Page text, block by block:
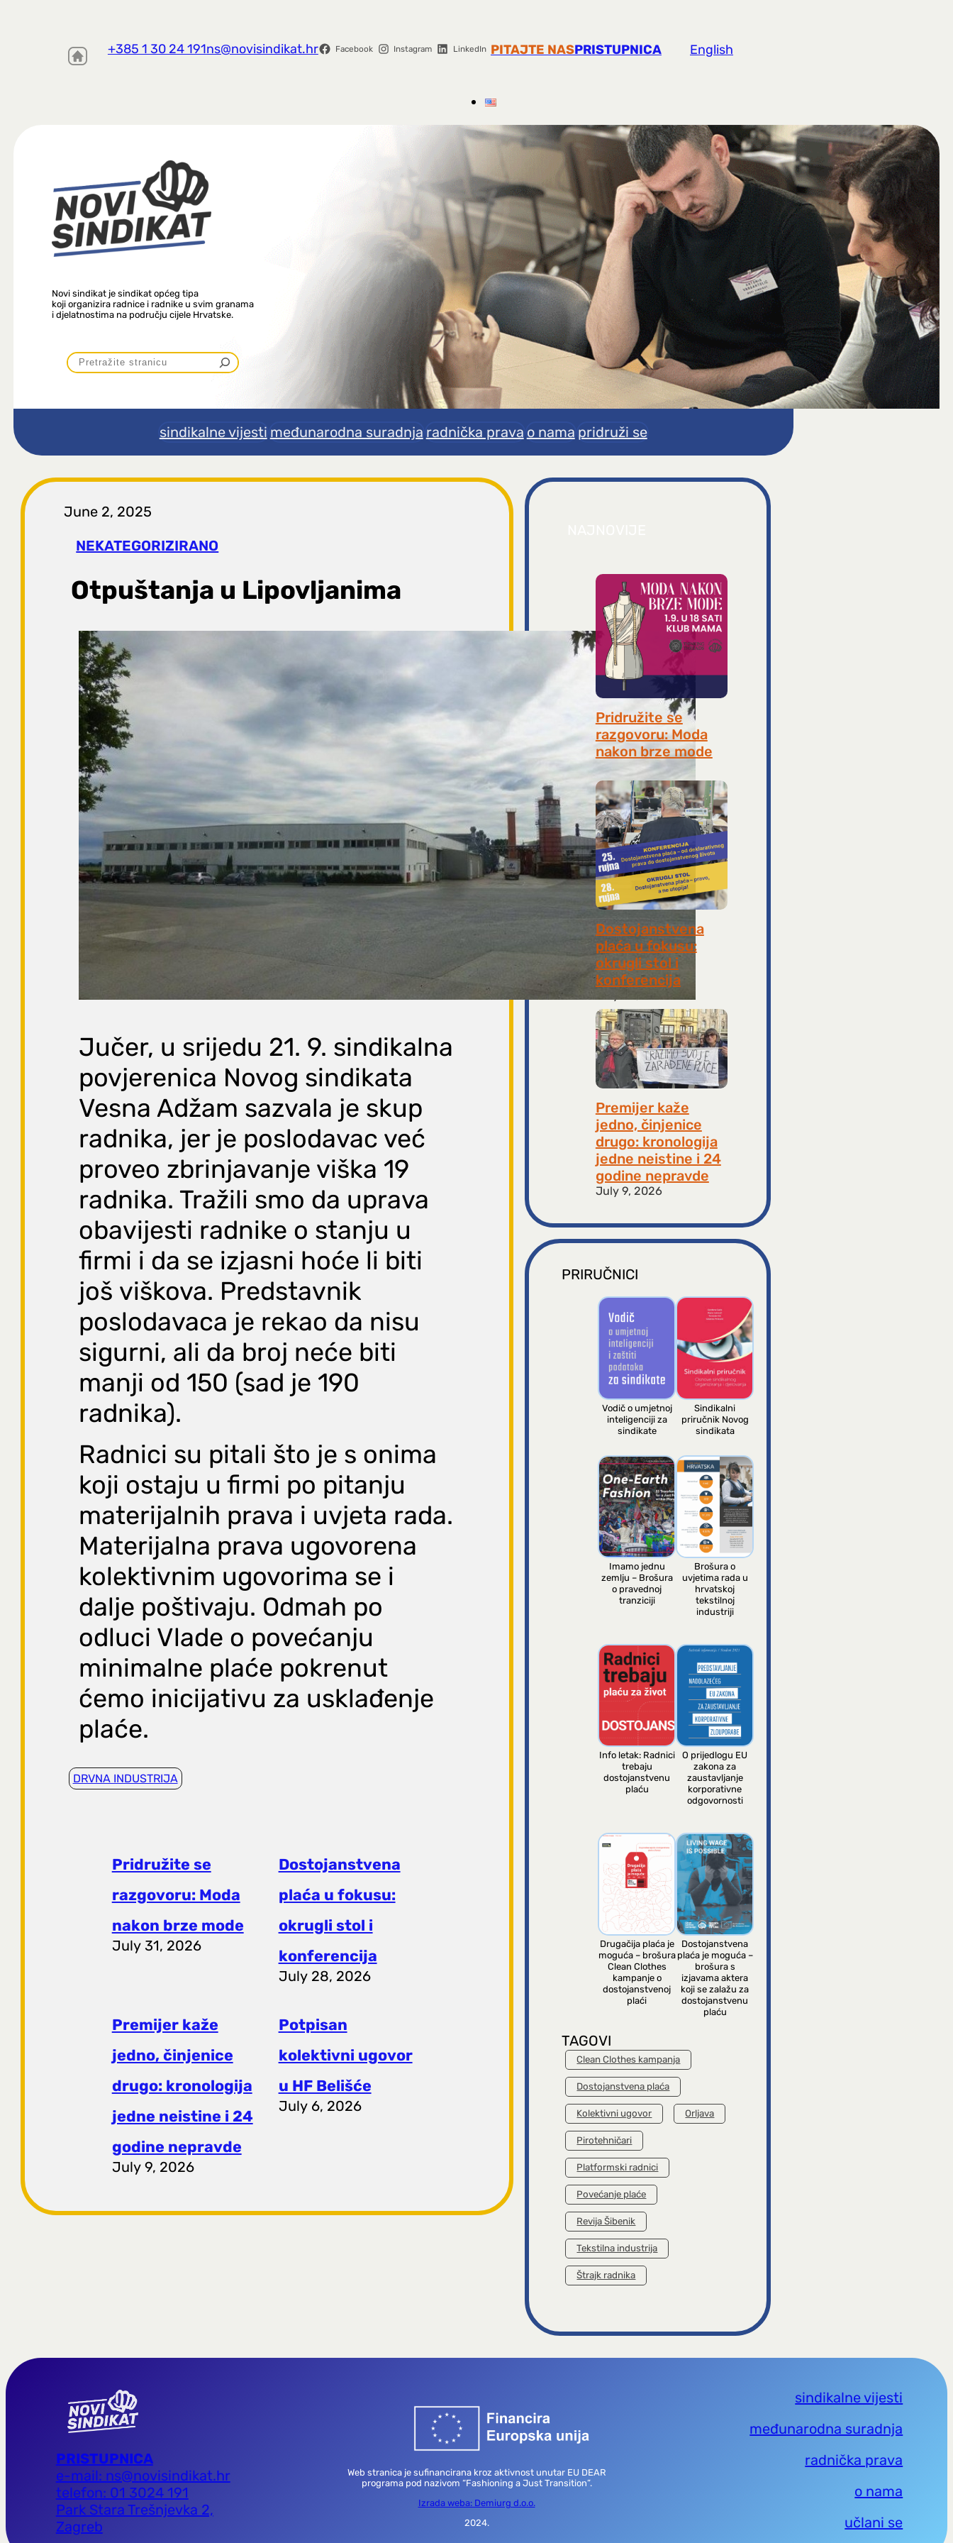
+385 1 30 24 191ns@novisindikat.hr Facebook Instagram LinkedIn PITAJTE NASPRISTUPNICA English
Novi sindikat je sindikat općeg tipa
koji organizira radnice i radnike u svim granama
i djelatnostima na području cijele Hrvatske.
P
r
t
r
a
g
sindikalne vijesti međunarodna suradnja radnička prava o nama pridruži se
June 2, 2025
NEKATEGORIZIRANO
Otpuštanja u Lipovljanima
Jučer, u srijedu 21. 9. sindikalna
povjerenica Novog sindikata
Vesna Adžam sazvala je skup
radnika, jer je poslodavac već
proveo zbrinjavanje viška 19
radnika. Tražili smo da uprava
obavijesti radnike o stanju u
firmi i da se izjasni hoće li biti
još viškova. Predstavnik
poslodavaca je rekao da nisu
sigurni, ali da broj neće biti
manji od 150 (sad je 190
radnika).
Radnici su pitali što je s onima
koji ostaju u firmi po pitanju
materijalnih prava i uvjeta rada.
Materijalna prava ugovorena
kolektivnim ugovorima se i
dalje poštivaju. Odmah po
odluci Vlade o povećanju
minimalne plaće pokrenut
ćemo inicijativu za usklađenje
plaće.
DRVNA INDUSTRIJA
Pridružite se
razgovoru: Moda
nakon brze mode
July 31, 2026
Dostojanstvena
plaća u fokusu:
okrugli stol i
konferencija
July 28, 2026
Premijer kaže
jedno, činjenice
drugo: kronologija
jedne neistine i 24
godine nepravde
July 9, 2026
Potpisan
kolektivni ugovor
u HF Belišće
July 6, 2026
Pridružite se
razgovoru: Moda
nakon brze mode
July 31, 2026
Dostojanstvena
plaća u fokusu:
okrugli stol i
konferencija
Premijer kaže
jedno, činjenice
drugo: kronologija
jedne neistine i 24
godine nepravde
July 9, 2026
PRIRUČNICI
Vodič o umjetnoj
inteligenciji za
sindikate
Sindikalni
priručnik Novog
sindikata
Imamo jednu
zemlju – Brošura
o pravednoj
tranziciji
Brošura o
uvjetima rada u
hrvatskoj
tekstilnoj
industriji
Info letak: Radnici
trebaju
dostojanstvenu
plaću
O prijedlogu EU
zakona za
zaustavljanje
korporativne
odgovornosti
Drugačija plaća je
moguća – brošura
Clean Clothes
kampanje o
dostojanstvenoj
plaći
Dostojanstvena
plaća je moguća –
brošura s
izjavama aktera
koji se zalažu za
dostojanstvenu
plaću
TAGOVI
Clean Clothes kampanja
Dostojanstvena plaća
Kolektivni ugovor Orljava
Pirotehničari
Platformski radnici
Povećanje plaće
Revija Šibenik
Tekstilna industrija
Štrajk radnika
PRISTUPNICA
e-mail: ns@novisindikat.hr
telefon: 01 3024 191
Park Stara Trešnjevka 2,
Zagreb
Web stranica je sufinancirana kroz aktivnost unutar EU DEAR
programa pod nazivom “Fashioning a Just Transition”.
Izrada weba: Demiurg d.o.o.
2024.
sindikalne vijesti
međunarodna suradnja
radnička prava
o nama
učlani se